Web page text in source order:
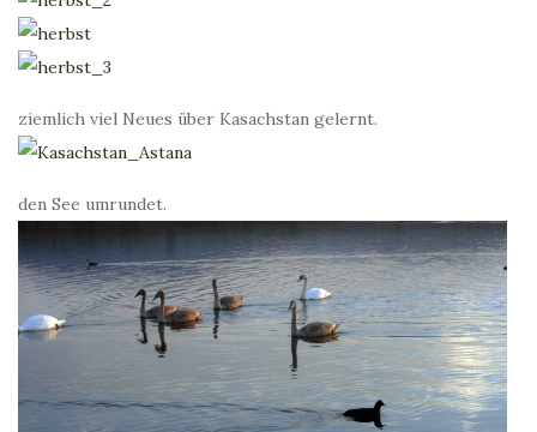
ziemlich viel Neues über Kasachstan gelernt.
den See umrundet.